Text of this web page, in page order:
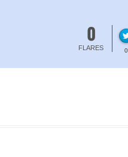
0
FLARES 0